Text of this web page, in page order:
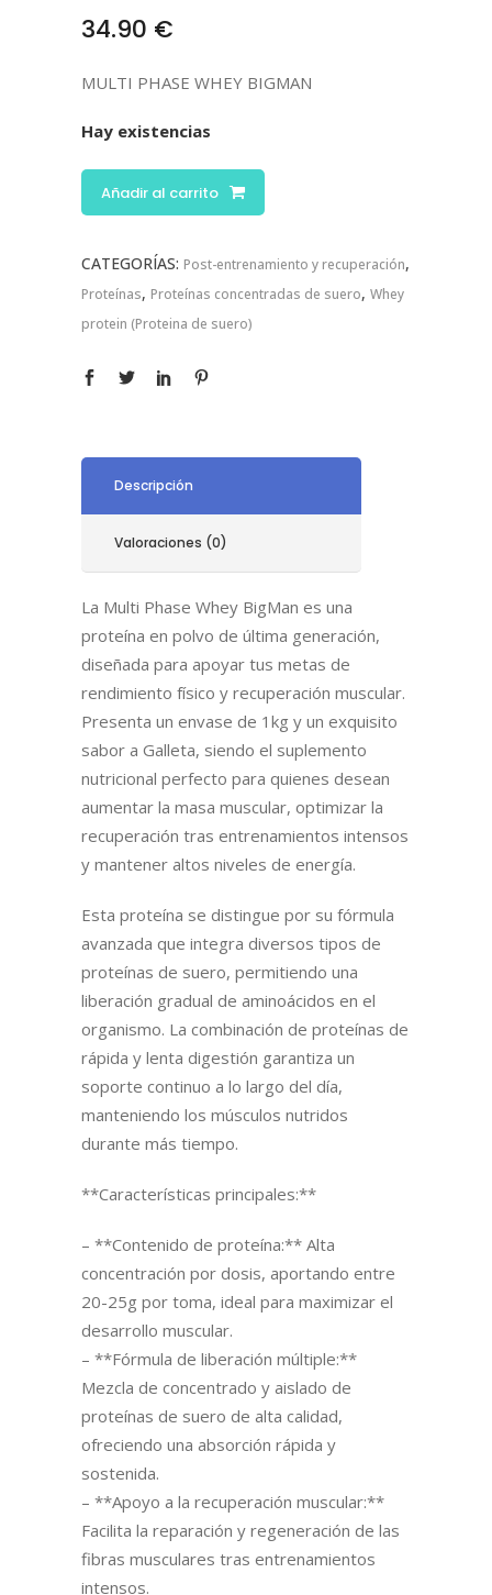
34.90 €
MULTI PHASE WHEY BIGMAN
Hay existencias
Añadir al carrito
CATEGORÍAS: Post-entrenamiento y recuperación,
Proteínas, Proteínas concentradas de suero, Whey
protein (Proteina de suero)
Descripción
Valoraciones (0)
La Multi Phase Whey BigMan es una
proteína en polvo de última generación,
diseñada para apoyar tus metas de
rendimiento físico y recuperación muscular.
Presenta un envase de 1kg y un exquisito
sabor a Galleta, siendo el suplemento
nutricional perfecto para quienes desean
aumentar la masa muscular, optimizar la
recuperación tras entrenamientos intensos
y mantener altos niveles de energía.
Esta proteína se distingue por su fórmula
avanzada que integra diversos tipos de
proteínas de suero, permitiendo una
liberación gradual de aminoácidos en el
organismo. La combinación de proteínas de
rápida y lenta digestión garantiza un
soporte continuo a lo largo del día,
manteniendo los músculos nutridos
durante más tiempo.
**Características principales:**
– **Contenido de proteína:** Alta
concentración por dosis, aportando entre
20-25g por toma, ideal para maximizar el
desarrollo muscular.
– **Fórmula de liberación múltiple:**
Mezcla de concentrado y aislado de
proteínas de suero de alta calidad,
ofreciendo una absorción rápida y
sostenida.
– **Apoyo a la recuperación muscular:**
Facilita la reparación y regeneración de las
fibras musculares tras entrenamientos
intensos.